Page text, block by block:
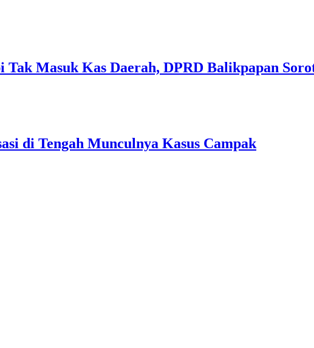
Masuk Kas Daerah, DPRD Balikpapan
di Tengah Munculnya Kasus Campak